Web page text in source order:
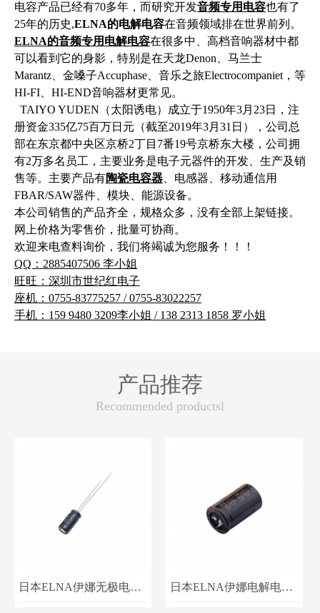
电容产品已经有70多年，而研究开发音频专用电容也有了
25年的历史,ELNA的电解电容在音频领域排在世界前列。
ELNA的音频专用电解电容在很多中、高档音响器材中都
可以看到它的身影，特别是在天龙Denon、马兰士
Marantz、金嗓子Accuphase、音乐之旅Electrocompaniet，等
HI-FI、HI-END音响器材更常见。
TAIYO YUDEN（太阳诱电）成立于1950年3月23日，注
册资金335亿75百万日元（截至2019年3月31日），公司总
部在东京都中央区京桥2丁目7番19号京桥东大楼，公司拥
有2万多名员工，主要业务是电子元器件的开发、生产及销
售等。主要产品有陶瓷电容器 、电感器、移动通信用
FBAR/SAW器件、模块、能源设备。
本公司销售的产品齐全，规格众多，没有全部上架链接。
网上价格为零售价，批量可协商。
欢迎来电查料询价，我们将竭诚为您服务！！！
QQ：2885407506 李小姐
旺旺：深圳市世纪红电子
座机：0755-83775257 / 0755-83022257
手机：159 9480 3209李小姐 / 138 2313 1858 罗小姐
产品推荐
Recommended productsl
日本ELNA伊娜无极电容RBD-25V220ME3# 25V-22UF 日本ELNA伊娜电解电容LAO-63V103MS47PX#B 63V-10000UF